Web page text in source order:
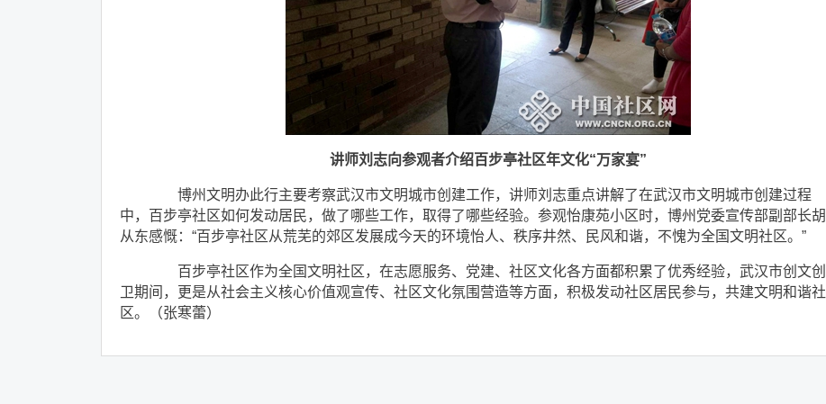
讲师刘志向参观者介绍百步亭社区年文化“万家宴”
博州文明办此行主要考察武汉市文明城市创建工作，讲师刘志重点讲解了在武汉市文明城市创建过程
中，百步亭社区如何发动居民，做了哪些工作，取得了哪些经验。参观怡康苑小区时，博州党委宣传部副部长胡
从东感慨：“百步亭社区从荒芜的郊区发展成今天的环境怡人、秩序井然、民风和谐，不愧为全国文明社区。”
百步亭社区作为全国文明社区，在志愿服务、党建、社区文化各方面都积累了优秀经验，武汉市创文创
卫期间，更是从社会主义核心价值观宣传、社区文化氛围营造等方面，积极发动社区居民参与，共建文明和谐社
区。（张寒蕾）